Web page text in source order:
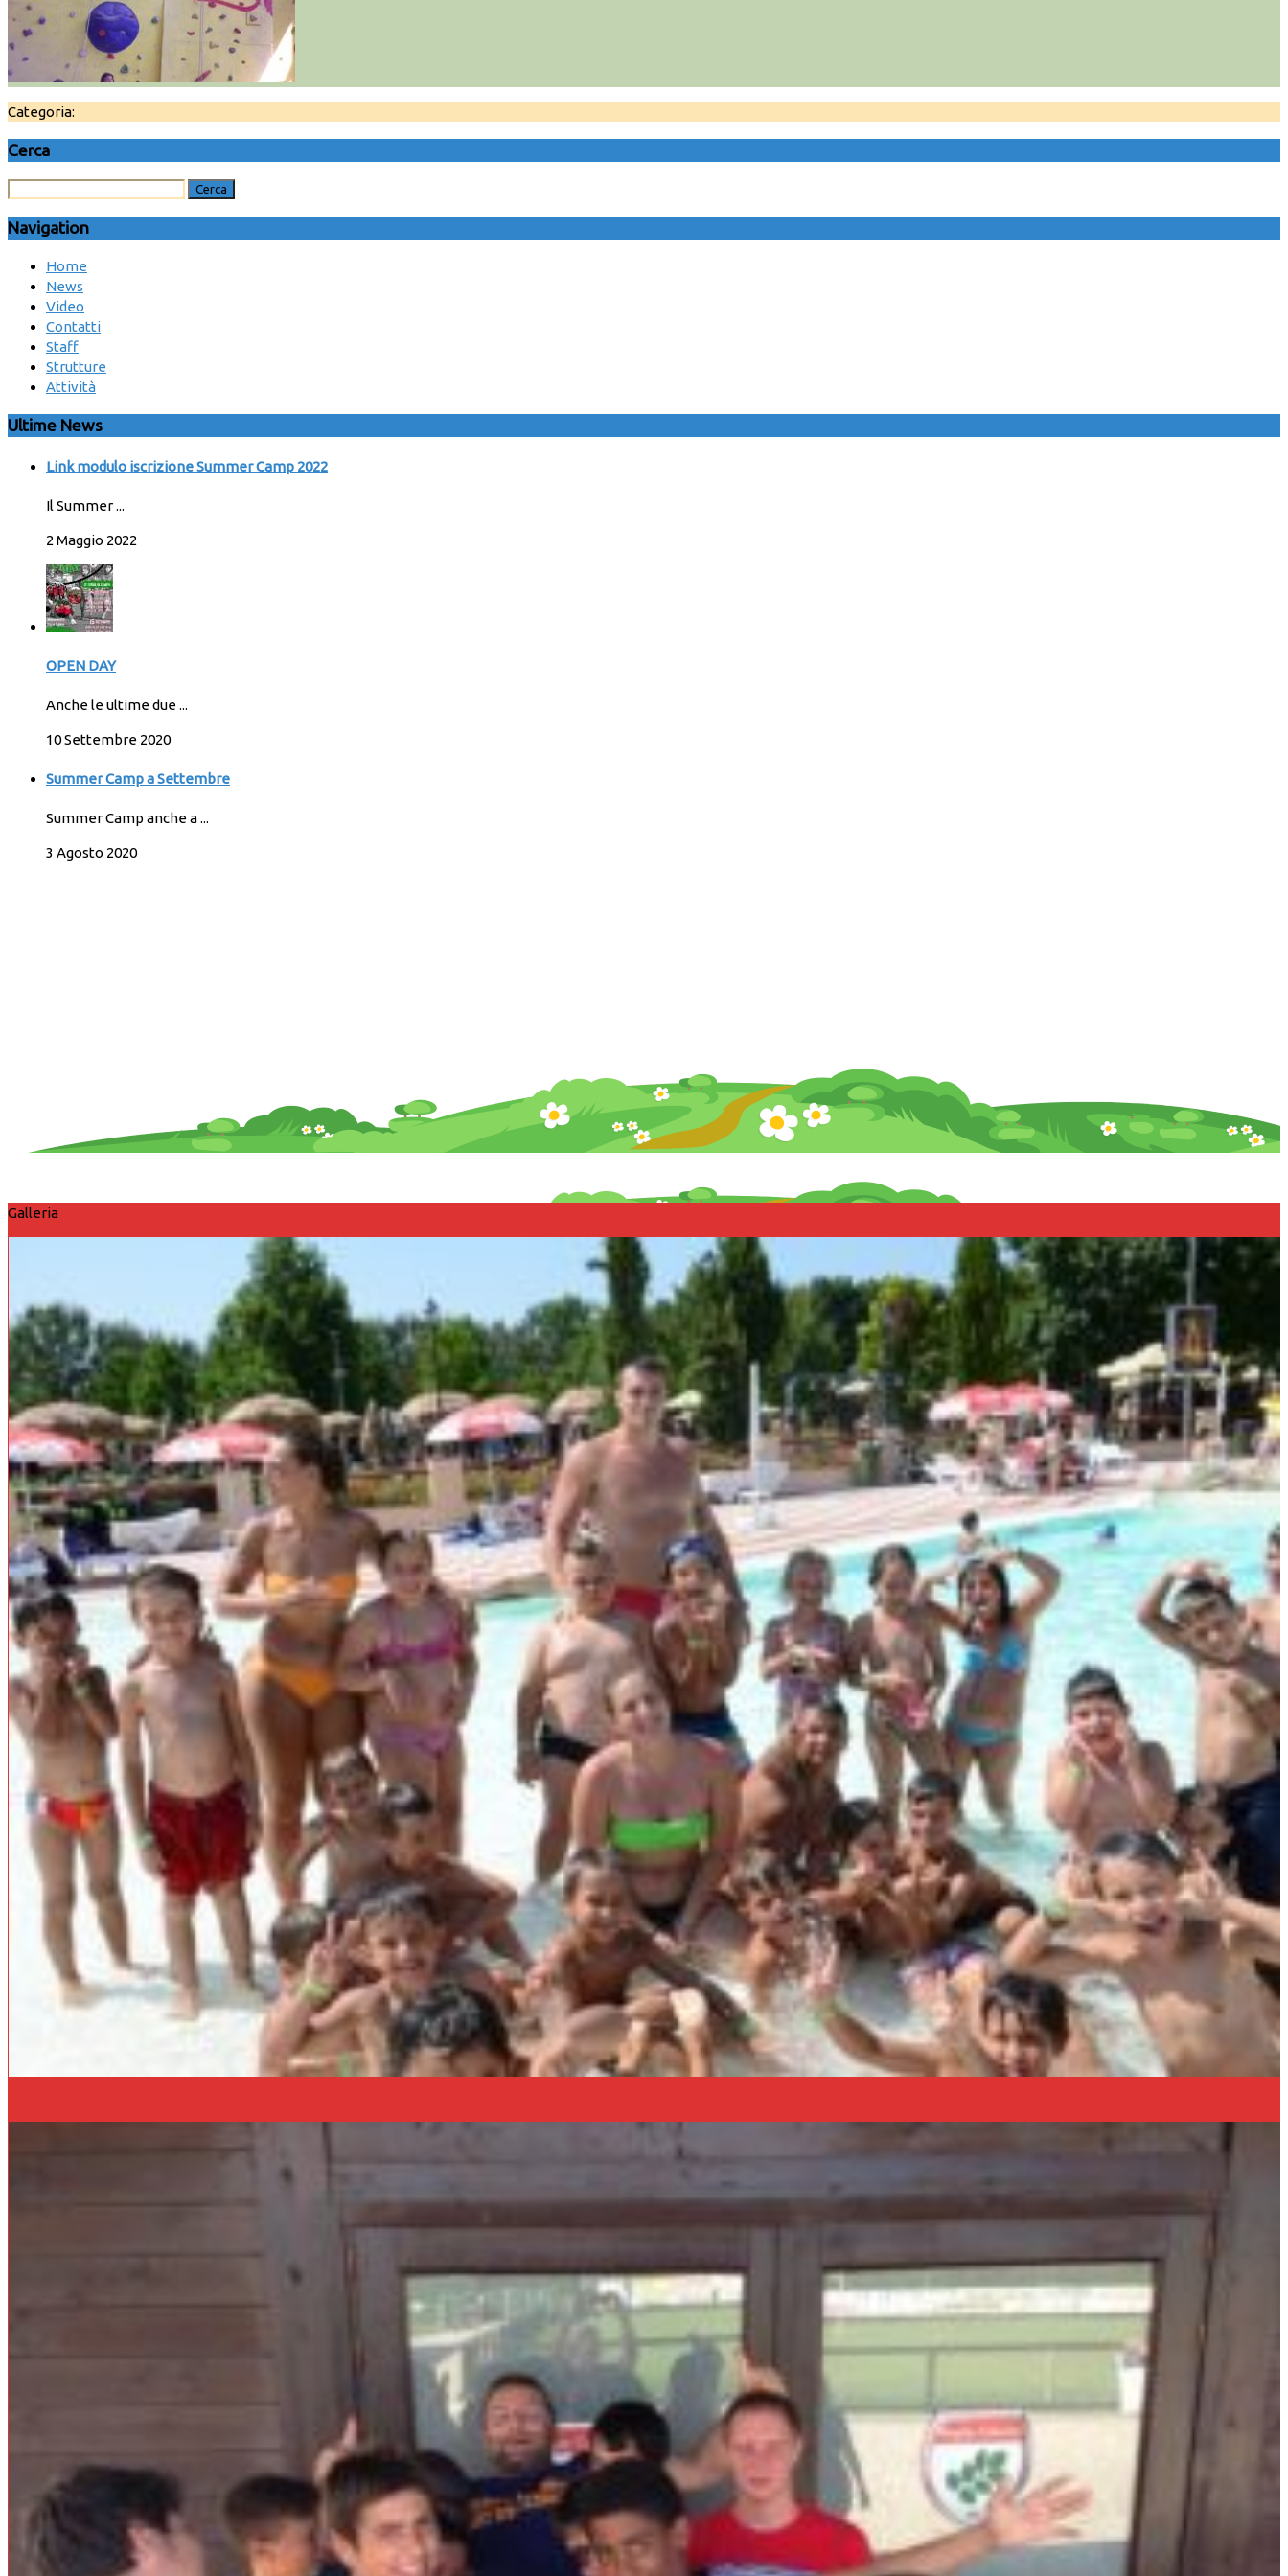
Categoria:
Cerca
Navigation
Home
News
Video
Contatti
Staff
Strutture
Attività
Ultime News
Link modulo iscrizione Summer Camp 2022
Il Summer ...
2 Maggio 2022
OPEN DAY
Anche le ultime due ...
10 Settembre 2020
Summer Camp a Settembre
Summer Camp anche a ...
3 Agosto 2020
Galleria